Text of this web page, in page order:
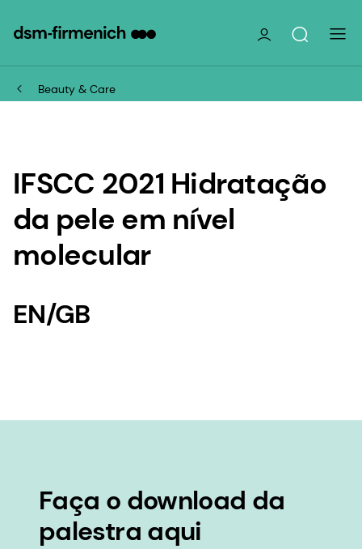
Beauty & Care
IFSCC 2021 Hidratação
da pele em nível
molecular
EN/GB
Faça o download da
palestra aqui